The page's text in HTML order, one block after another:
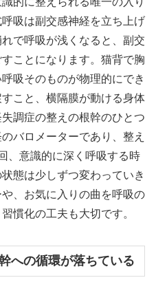
吸は副交感神経を立ち上げ
で呼吸が浅くなると、副交
ことになります。猫背で胸
吸そのものが物理的にでき
こと、横隔膜が動ける身体
調症の整えの根幹のひとつ
バロメーターであり、整え
、意識的に深く呼吸する時
態は少しずつ変わっていき
、お気に入りの曲を呼吸の
慣化の工夫も大切です。
への循環が落ちている